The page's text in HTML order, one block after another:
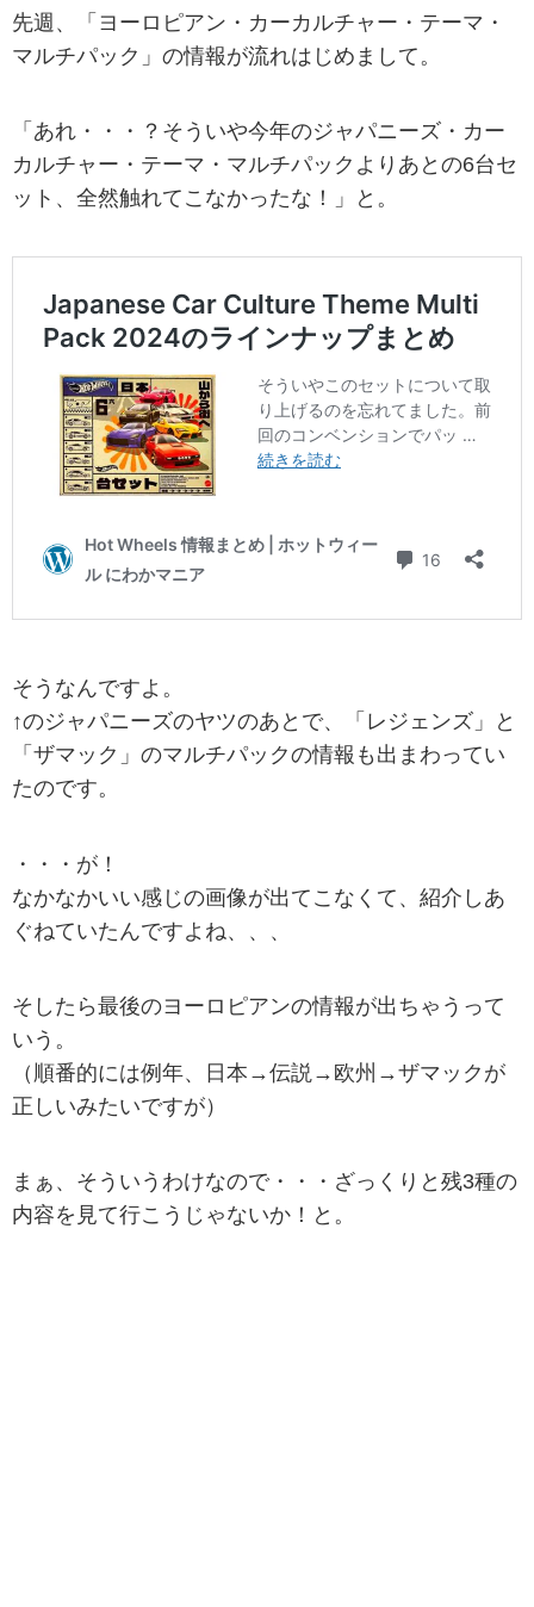
先週、「ヨーロピアン・カーカルチャー・テーマ・
マルチパック」の情報が流れはじめまして。
「あれ・・・？そういや今年のジャパニーズ・カー
カルチャー・テーマ・マルチパックよりあとの6台セ
ット、全然触れてこなかったな！」と。
そうなんですよ。
↑のジャパニーズのヤツのあとで、「レジェンズ」と
「ザマック」のマルチパックの情報も出まわってい
たのです。
・・・が！
なかなかいい感じの画像が出てこなくて、紹介しあ
ぐねていたんですよね、、、
そしたら最後のヨーロピアンの情報が出ちゃうって
いう。
（順番的には例年、日本→伝説→欧州→ザマックが
正しいみたいですが）
まぁ、そういうわけなので・・・ざっくりと残3種の
内容を見て行こうじゃないか！と。